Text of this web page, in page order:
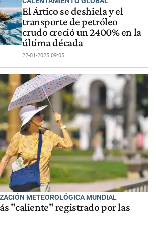
El Ártico se deshiela y el
transporte de petróleo
crudo creció un 2400% en la
última década
22-01-2025 09:05
METEOROLÓGICA MUNDIAL
"caliente" registrado por las